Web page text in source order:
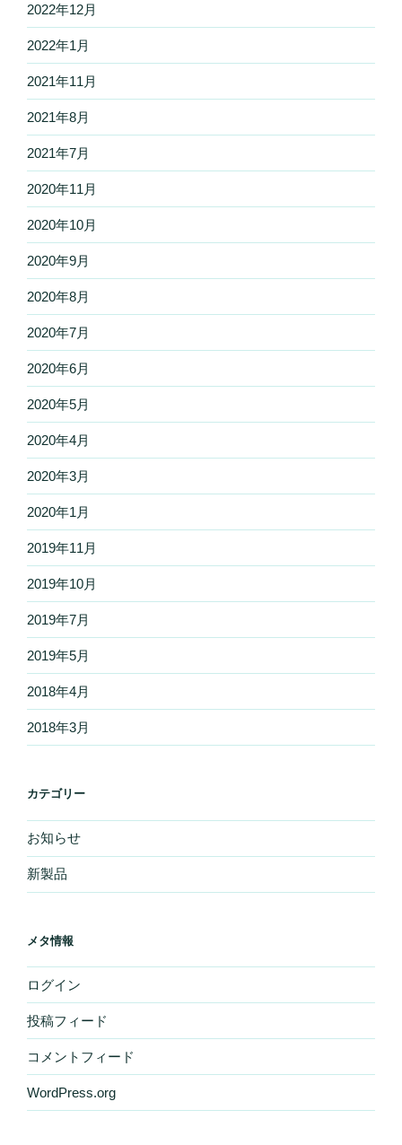
2022年12月
2022年1月
2021年11月
2021年8月
2021年7月
2020年11月
2020年10月
2020年9月
2020年8月
2020年7月
2020年6月
2020年5月
2020年4月
2020年3月
2020年1月
2019年11月
2019年10月
2019年7月
2019年5月
2018年4月
2018年3月
カテゴリー
お知らせ
新製品
メタ情報
ログイン
投稿フィード
コメントフィード
WordPress.org